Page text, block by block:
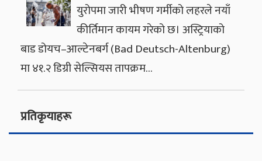
युरोपमा जारी भीषण गर्मीको लहरले नयाँ
कीर्तिमान कायम गरेको छ। अस्ट्रियाको
बाड डोयच–आल्टेनबर्ग (Bad Deutsch-Altenburg)
मा ४१.२ डिग्री सेल्सियस तापक्रम…
प्रतिकृयाहरू